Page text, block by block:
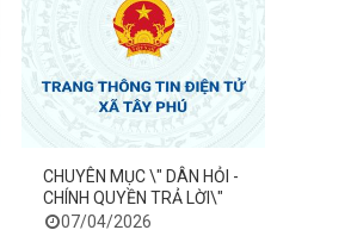
CHUYÊN MỤC \" DÂN HỎI -
CHÍNH QUYỀN TRẢ LỜI\"
07/04/2026